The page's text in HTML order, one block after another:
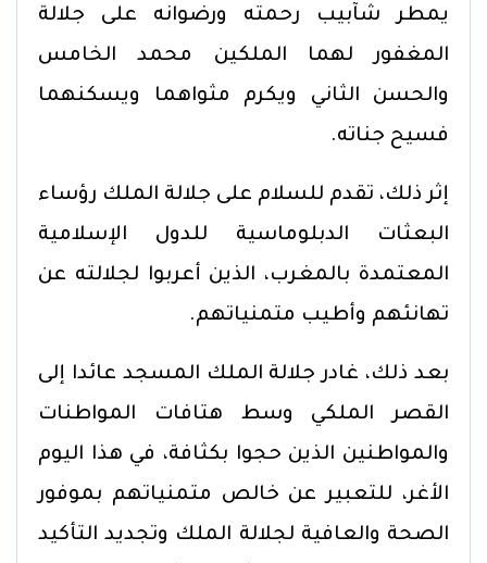
يمطر شآبيب رحمته ورضوانه على جلالة
المغفور لهما الملكين محمد الخامس
والحسن الثاني ويكرم مثواهما ويسكنهما
فسيح جناته.
إثر ذلك، تقدم للسلام على جلالة الملك رؤساء
البعثات الدبلوماسية للدول الإسلامية
المعتمدة بالمغرب، الذين أعربوا لجلالته عن
تهانئهم وأطيب متمنياتهم.
بعد ذلك، غادر جلالة الملك المسجد عائدا إلى
القصر الملكي وسط هتافات المواطنات
والمواطنين الذين حجوا بكثافة، في هذا اليوم
الأغر، للتعبير عن خالص متمنياتهم بموفور
الصحة والعافية لجلالة الملك وتجديد التأكيد